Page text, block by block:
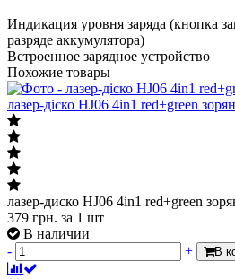
Индикация уровня заряда (кнопка
разряде аккумулятора)
Встроенное зарядное устройство
Похожие товары
лазер-діско HJ06 4in1 red+green
лазер-диско HJ06 4in1 red+green
379 грн. за 1 шт
В наличии
-
+ В